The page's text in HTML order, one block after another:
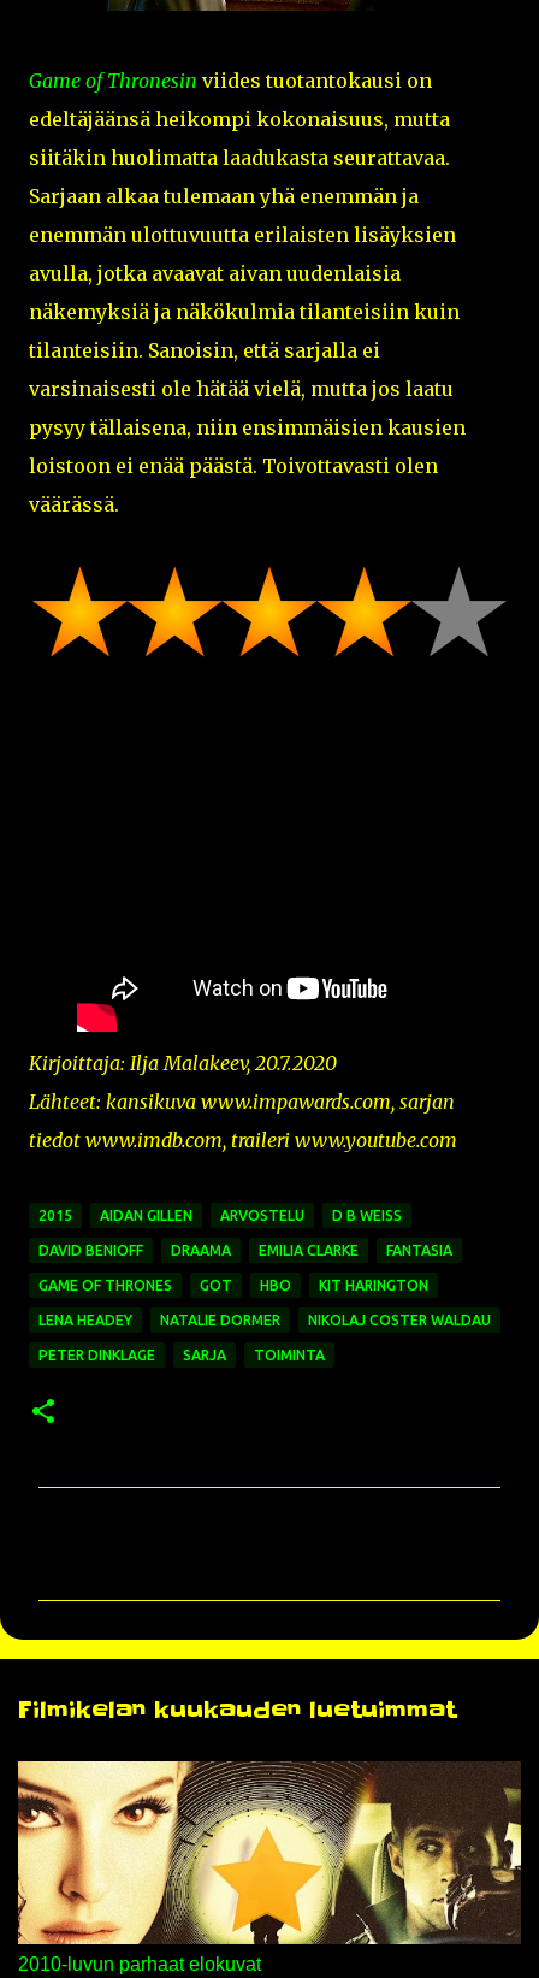
Game of Thronesin viides tuotantokausi on
edeltäjäänsä heikompi kokonaisuus, mutta
siitäkin huolimatta laadukasta seurattavaa.
Sarjaan alkaa tulemaan yhä enemmän ja
enemmän ulottuvuutta erilaisten lisäyksien
avulla, jotka avaavat aivan uudenlaisia
näkemyksiä ja näkökulmia tilanteisiin kuin
tilanteisiin. Sanoisin, että sarjalla ei
varsinaisesti ole hätää vielä, mutta jos laatu
pysyy tällaisena, niin ensimmäisien kausien
loistoon ei enää päästä. Toivottavasti olen
väärässä.
Kirjoittaja: Ilja Malakeev, 20.7.2020
Lähteet: kansikuva www.impawards.com, sarjan
tiedot www.imdb.com, traileri www.youtube.com
2015 AIDAN GILLEN ARVOSTELU D B WEISS
DAVID BENIOFF DRAAMA EMILIA CLARKE FANTASIA
GAME OF THRONES GOT HBO KIT HARINGTON
LENA HEADEY NATALIE DORMER NIKOLAJ COSTER WALDAU
PETER DINKLAGE SARJA TOIMINTA
e
i
t
Filmikelan kuukauden luetuimmat
2010-luvun parhaat elokuvat